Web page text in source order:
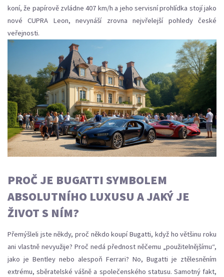
koní, že papírově zvládne 407 km/h a jeho servisní prohlídka stojí jako
nové CUPRA Leon, nevynáší zrovna nejvřelejší pohledy české
veřejnosti.
PROČ JE BUGATTI SYMBOLEM
ABSOLUTNÍHO LUXUSU A JAKÝ JE
ŽIVOT S NÍM?
Přemýšleli jste někdy, proč někdo koupí Bugatti, když ho většinu roku
ani vlastně nevyužije? Proč nedá přednost něčemu „použitelnějšímu“,
jako je Bentley nebo alespoň Ferrari? No, Bugatti je ztělesněním
extrému, sběratelské vášně a společenského statusu. Samotný fakt,